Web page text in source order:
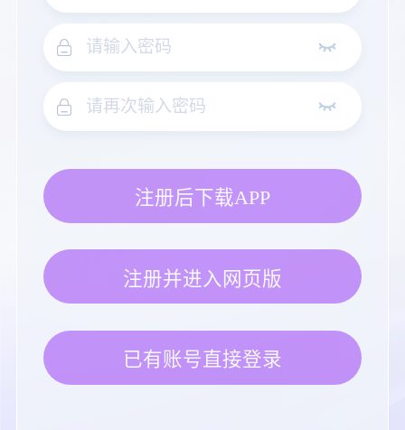
注册后下载APP
注册并进入网页版
已有账号直接登录